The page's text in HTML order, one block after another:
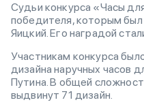
Судьи конкурса «Часы
победителя, которым
Яицкий. Его наградой
Участникам конкурса
дизайна наручных часов
Путина. В общей
выдвинут 71 дизайн.